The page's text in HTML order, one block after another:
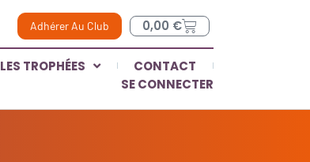
Adhérer Au Club 0,00 €
LES TROPHÉES
CONTACT
SE CONNECTER